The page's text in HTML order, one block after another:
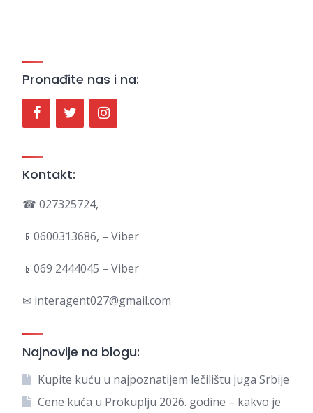
Pronađite nas i na:
Kontakt:
☎ 027325724,
📱0600313686, – Viber
📱069 2444045 – Viber
✉ interagent027@gmail.com
Najnovije na blogu:
Kupite kuću u najpoznatijem lečilištu juga Srbije
Cene kuća u Prokuplju 2026. godine – kakvo je